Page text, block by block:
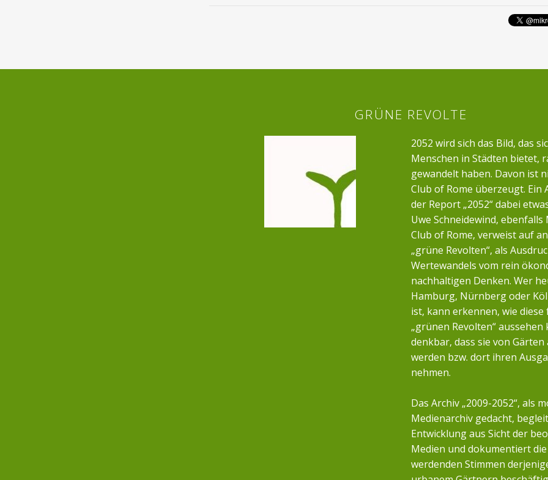
GRÜNE REVOLTE
2052 wird sich das Bild, das
Menschen in Städten bietet,
gewandelt haben. Davon ist
Club of Rome überzeugt. Ein
der Report „2052“ dabei
Uwe Schneidewind, ebenfalls
Club of Rome, verweist auf
„grüne Revolten“, als
Wertewandels vom rein
nachhaltigen Denken. Wer
Hamburg, Nürnberg oder
ist, kann erkennen, wie diese
„grünen Revolten“ aussehen
denkbar, dass sie von
werden bzw. dort ihren
nehmen.
Das Archiv „2009-2052“, als
Medienarchiv gedacht,
Entwicklung aus Sicht der
Medien und dokumentiert
werdenden Stimmen